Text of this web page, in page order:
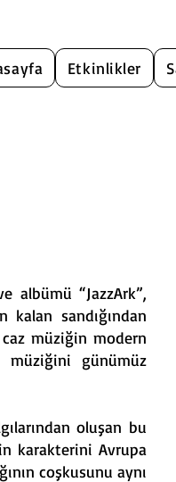
albümü “JazzArk”,
kalan sandığından
caz müziğin modern
müziğini günümüz
oluşan bu
karakterini Avrupa
coşkusunu aynı
Etkinlikler